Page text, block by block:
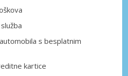
s besplatnim
kartice